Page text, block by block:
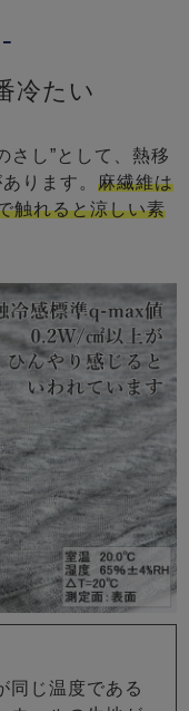
冷たい
さし”として、熱移
ります。麻繊維は
触れると涼しい素
同じ温度である